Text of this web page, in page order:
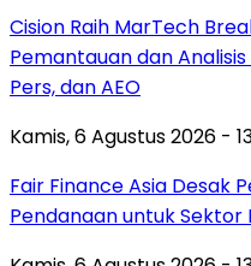
Cision Raih MarTech
Pemantauan dan
Pers, dan AEO
Kamis, 6 Agustus 2026 -
Fair Finance Asia Desak
Pendanaan untuk Sektor